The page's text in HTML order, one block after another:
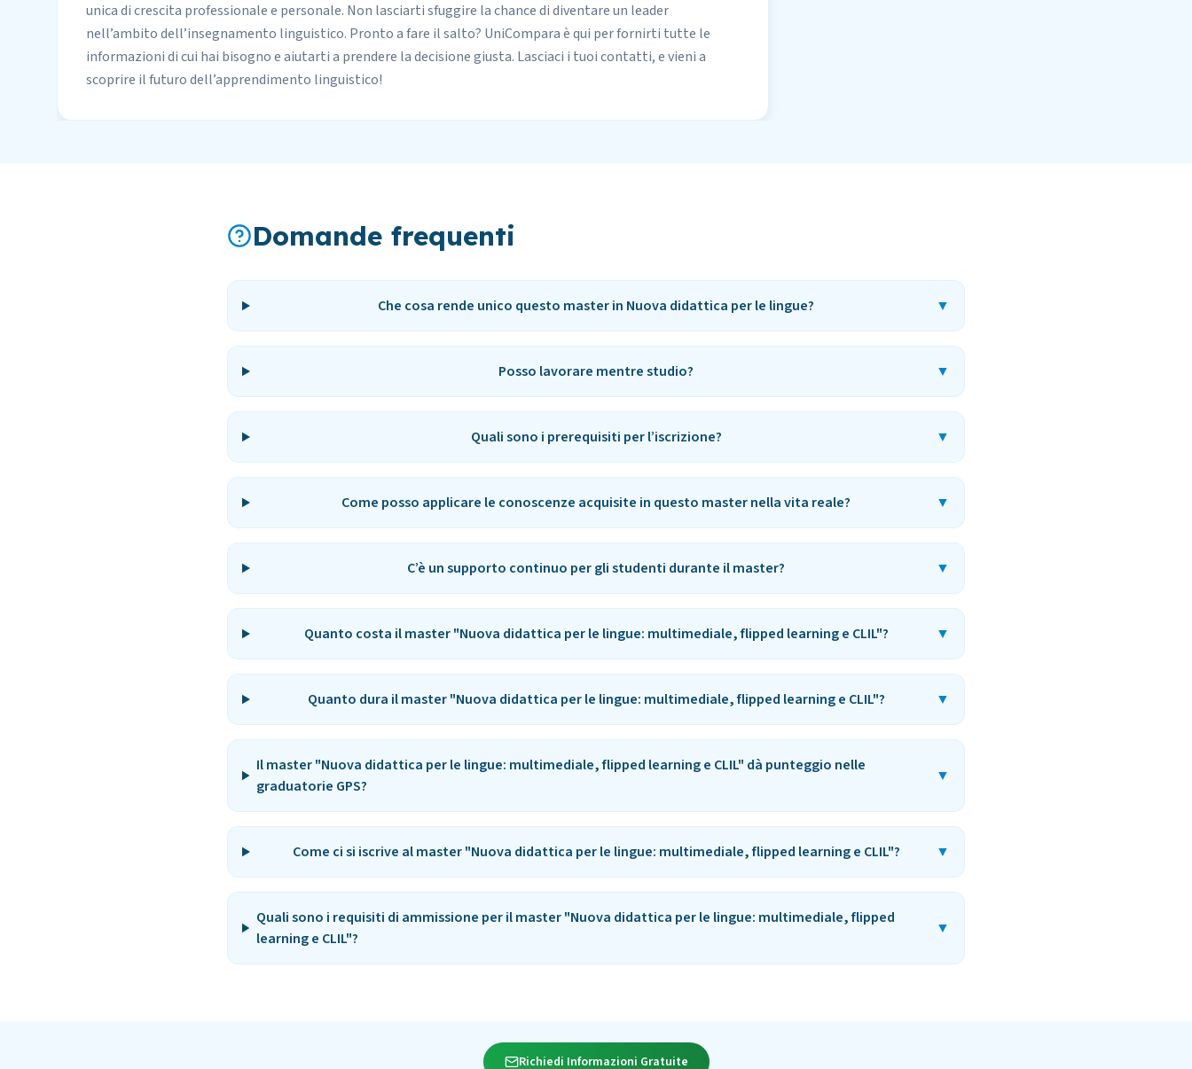
unica di crescita professionale e personale. Non lasciarti sfuggire la chance di diventare un leader
nell’ambito dell’insegnamento linguistico. Pronto a fare il salto? UniCompara è qui per fornirti tutte le
informazioni di cui hai bisogno e aiutarti a prendere la decisione giusta. Lasciaci i tuoi contatti, e vieni a
scoprire il futuro dell’apprendimento linguistico!
Domande frequenti
Che cosa rende unico questo master in Nuova didattica per le lingue? ▼
Posso lavorare mentre studio? ▼
Quali sono i prerequisiti per l’iscrizione? ▼
Come posso applicare le conoscenze acquisite in questo master nella vita reale? ▼
C’è un supporto continuo per gli studenti durante il master? ▼
Quanto costa il master "Nuova didattica per le lingue: multimediale, flipped learning e CLIL"? ▼
Quanto dura il master "Nuova didattica per le lingue: multimediale, flipped learning e CLIL"? ▼
Il master "Nuova didattica per le lingue: multimediale, flipped learning e CLIL" dà punteggio nelle
graduatorie GPS?
▼
Come ci si iscrive al master "Nuova didattica per le lingue: multimediale, flipped learning e CLIL"? ▼
Quali sono i requisiti di ammissione per il master "Nuova didattica per le lingue: multimediale, flipped
learning e CLIL"?
▼
Richiedi Informazioni Gratuite